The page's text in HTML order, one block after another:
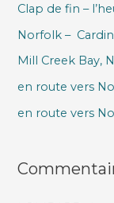
r
c
h
e
Clap de fin –
Norfolk –
Mill Creek Bay,
en route vers
en route vers